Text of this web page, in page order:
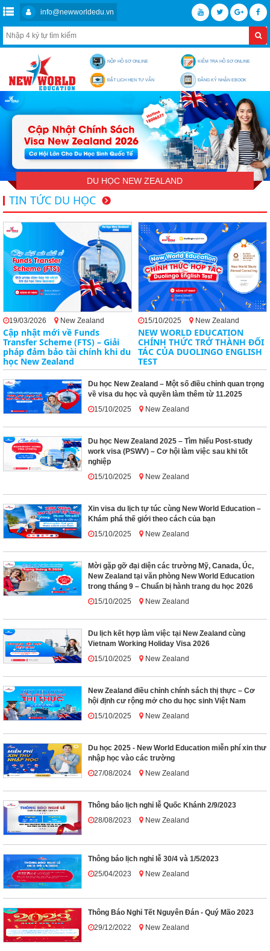
info@newworldedu.vn
NỘP HỒ SƠ ONLINE KIỂM TRA HỒ SƠ ONLINE
ĐẶT LỊCH HẸN TƯ VẤN ĐĂNG KÝ NHẬN EBOOK
DU HỌC NEW ZEALAND
TIN TỨC DU HỌC
19/03/2026 New Zealand
Cập nhật mới về Funds
Transfer Scheme (FTS) – Giải
pháp đảm bảo tài chính khi du
học New Zealand
15/10/2025 New Zealand
NEW WORLD EDUCATION
CHÍNH THỨC TRỞ THÀNH ĐỐI
TÁC CỦA DUOLINGO ENGLISH
TEST
Du học New Zealand – Một số điều chỉnh quan trọng
về visa du học và quyền làm thêm từ 11.2025
15/10/2025
New Zealand
Du học New Zealand 2025 – Tìm hiểu Post-study
work visa (PSWV) – Cơ hội làm việc sau khi tốt
nghiệp
15/10/2025
New Zealand
Xin visa du lịch tự túc cùng New World Education –
Khám phá thế giới theo cách của bạn
15/10/2025
New Zealand
Mời gặp gỡ đại diện các trường Mỹ, Canada, Úc,
New Zealand tại văn phòng New World Education
trong tháng 9 – Chuẩn bị hành trang du học 2026
15/10/2025
New Zealand
Du lịch kết hợp làm việc tại New Zealand cùng
Vietnam Working Holiday Visa 2026
15/10/2025
New Zealand
New Zealand điều chỉnh chính sách thị thực – Cơ
hội định cư rộng mở cho du học sinh Việt Nam
15/10/2025
New Zealand
Du học 2025 - New World Education miễn phí xin thư
nhập học vào các trường
27/08/2024
New Zealand
Thông báo lịch nghỉ lễ Quốc Khánh 2/9/2023
28/08/2023
New Zealand
Thông báo lịch nghỉ lễ 30/4 và 1/5/2023
25/04/2023
New Zealand
Thông Báo Nghỉ Tết Nguyên Đán - Quý Mão 2023
29/12/2022
New Zealand